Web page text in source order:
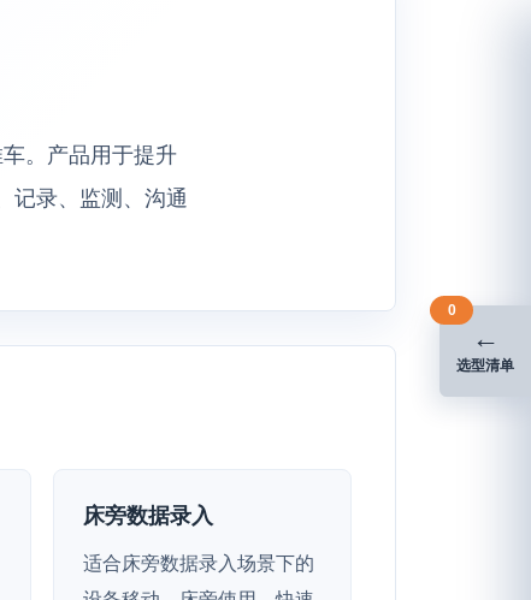
。产品用于提升
记录、监测、沟通
床旁数据录入
适合床旁数据录入场景下的
←
选型清单
0